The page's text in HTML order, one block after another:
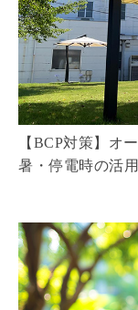
【BCP対策】オ
暑・停電時の活